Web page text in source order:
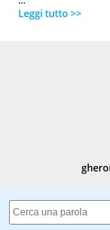
Leggi tutto >>